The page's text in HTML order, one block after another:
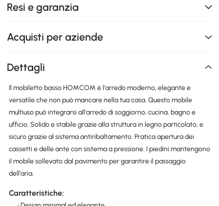
Resi e garanzia
Acquisti per aziende
Dettagli
Il mobiletto basso HOMCOM è l'arredo moderno, elegante e
versatile che non può mancare nella tua casa. Questo mobile
multiuso può integrarsi all'arredo di soggiorno, cucina, bagno e
ufficio. Solido e stabile grazie alla struttura in legno particolato, e
sicuro grazie al sistema antiribaltamento. Pratica apertura dei
cassetti e delle ante con sistema a pressione. I piedini mantengono
il mobile sollevato dal pavimento per garantire il passaggio
dell'aria.
Caratteristiche: